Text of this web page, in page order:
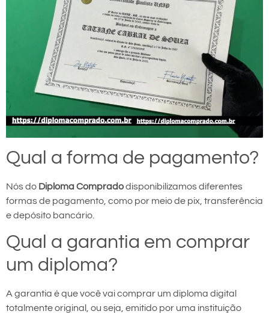
Qual a forma de pagamento?
Nós do Diploma Compradodisponibilizamos diferentes
formas de pagamento, como por meio de pix, transferência
e depósito bancário.
Qual a garantia em comprar
um diploma?
A garantia é que você vai comprar um diploma digital
totalmente original, ou seja, emitido por uma instituição